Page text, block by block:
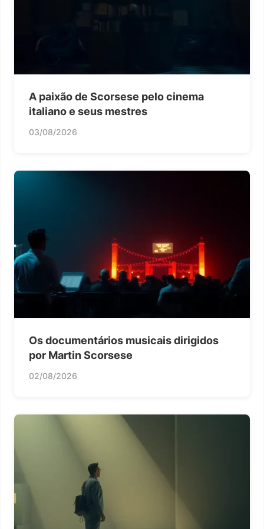
A paixão de Scorsese pelo cinema
italiano e seus mestres
03/08/2026
Os documentários musicais dirigidos
por Martin Scorsese
02/08/2026